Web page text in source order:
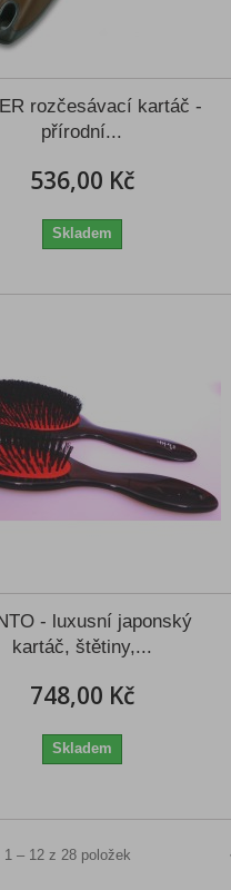
rozčesávací kartáč -
přírodní...
536,00 Kč
Skladem
- luxusní japonský
kartáč, štětiny,...
748,00 Kč
Skladem
1 – 12 z 28 položek